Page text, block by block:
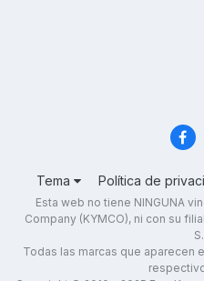
Tema Política de
Esta web no tiene NINGUNA
Company (KYMCO), ni con su
Todas las marcas que aparecen